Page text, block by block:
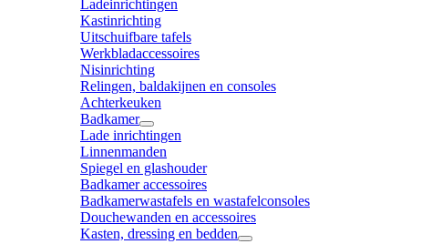
Ladeinrichtingen
Kastinrichting
Uitschuifbare tafels
Werkbladaccessoires
Nisinrichting
Relingen, baldakijnen en consoles
Achterkeuken
Badkamer
Lade inrichtingen
Linnenmanden
Spiegel en glashouder
Badkamer accessoires
Badkamerwastafels en wastafelconsoles
Douchewanden en accessoires
Kasten, dressing en bedden